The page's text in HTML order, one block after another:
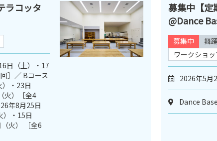
ラコッタ
日（土）・17
］／ Bコース
・23日
火）［全4
年8月25日
）・15日
火） ［全6
募集中【定
@Dance
募集中 舞
ワークショ
2026年5月
Dance